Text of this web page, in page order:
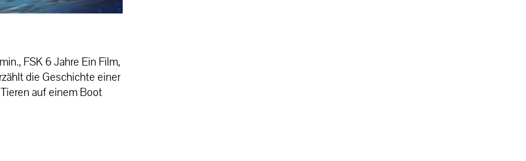
FSK 6 Jahre Ein Film,
die Geschichte einer
auf einem Boot